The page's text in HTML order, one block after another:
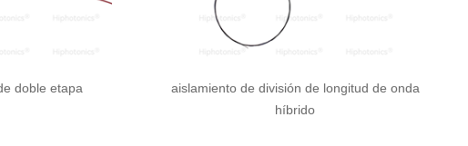
doble etapa
aislamiento de división de longitud de onda
híbrido